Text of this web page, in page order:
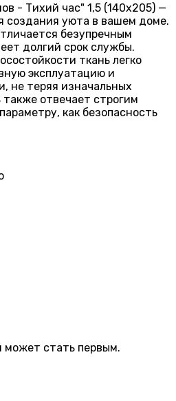
- Тихий час" 1,5 (140х205) —
создания уюта в вашем доме.
безупречным
долгий срок службы.
ткань легко
эксплуатацию и
не теряя изначальных
отвечает строгим
как безопасность
стать первым.